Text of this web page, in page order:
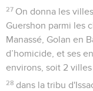
27 On donna les
Guershon parmi les
Manassé, Golan en
d’homicide, et ses
environs, soit 2 villes
28 dans la tribu